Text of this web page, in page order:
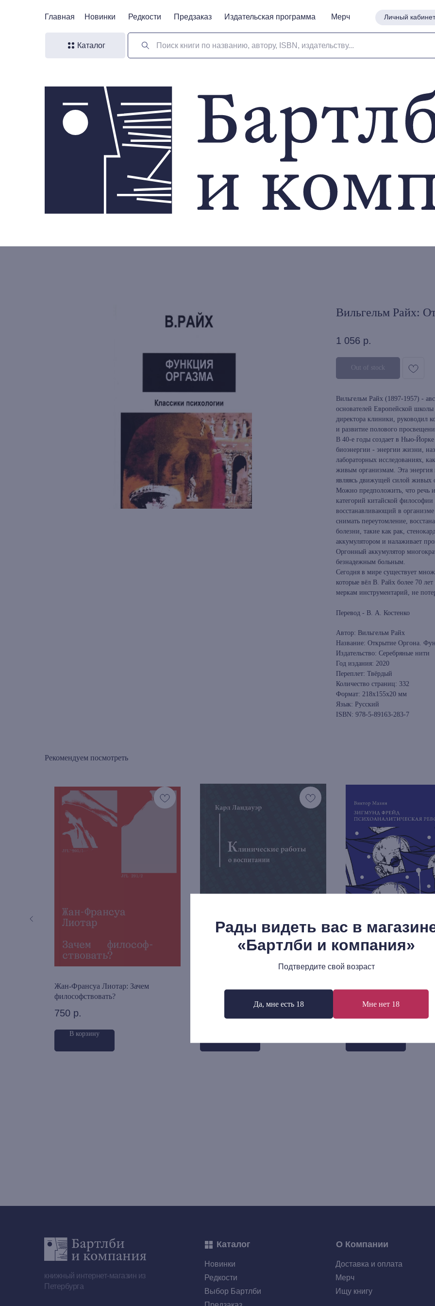
Личный кабинет
Поиск книги по названию, автору, ISBN, издательству...
Новинки Предзаказ Издательская программа Мерч
Редкости
Главная
Каталог
Личный кабинет
Новинки Предзаказ Издательская программа Мерч
Редкости
Главная
Рады видеть вас в
«Бартлби и компания»
Подтвердите свой возраст
Да, мне есть 18 Мне нет 18
Вильгельм Райх:
1 056 р.
Out of stock
Вильгельм Райх (1897-1957) -
основателей Европейской школы
директора клиники, руководил
и развитие полового
В 40-е годы создает в Нью-
биоэнергии - энергии жизни,
лабораторных исследованиях,
живым организмам. Эта энергия
являясь движущей силой живых
Можно предположить, что речь
категорий китайской
восстанавливающий в
снимать переутомление,
болезни, такие как рак,
аккумулятором и налаживает
Оргонный аккумулятор
безнадежным больным.
Сегодня в мире существует
которые вёл В. Райх более 70
меркам инструментарий, не
Перевод - В. А. Костенко
Автор: Вильгельм Райх
Название: Открытие Оргона.
Издательство: Серебряные нити
Год издания: 2020
Переплет: Твёрдый
Количество страниц: 332
Формат: 218x155x20 мм
Язык: Русский
ISBN: 978-5-89163-283-7
Рекомендуем посмотреть
Жан-Франсуа Лиотар: Зачем
философствовать?
750 р.
В корзину
книжный интернет-магазин из
Петербурга
О Компании
Каталог
Ищу книгу
Мерч
Доставка и оплата
Выбор Бартлби
Редкости
Новинки